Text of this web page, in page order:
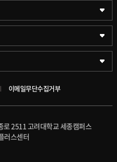
이메일무단수집거부
2511 고려대학교 세종캠퍼스
러스센터